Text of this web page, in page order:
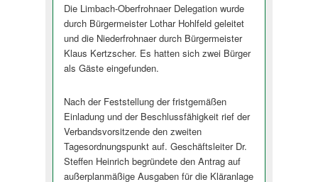
Die Limbach-Oberfrohnaer Delegation wurde
durch Bürgermeister Lothar Hohlfeld geleitet
und die Niederfrohnaer durch Bürgermeister
Klaus Kertzscher. Es hatten sich zwei Bürger
als Gäste eingefunden.
Nach der Feststellung der fristgemäßen
Einladung und der Beschlussfähigkeit rief der
Verbandsvorsitzende den zweiten
Tagesordnungspunkt auf. Geschäftsleiter Dr.
Steffen Heinrich begründete den Antrag auf
außerplanmäßige Ausgaben für die Kläranlage